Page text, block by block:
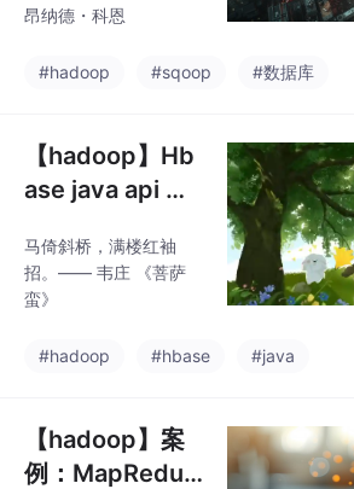
昂纳德・科恩
#hadoop #sqoop #数据库
【hadoop】Hb
ase java api 案
马倚斜桥，满楼红袖
招。—— 韦庄 《菩萨
蛮》
#hadoop #hbase #java
【hadoop】案
例：MapReduc